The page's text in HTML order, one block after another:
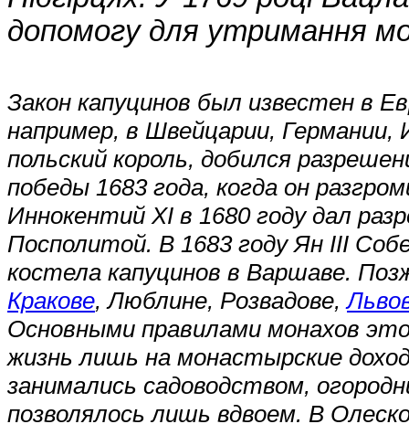
допомогу для утримання
Закон капуцинов был известен в
например, в Швейцарии, Германии,
польский король, добился
победы 1683 года, когда он
Иннокентий XI в 1680 году дал
Посполитой. В 1683 году Ян III
костела капуцинов в Варшаве.
Кракове, Люблине, Розвадове,
Основными правилами монахов
жизнь лишь на монастырские
занимались садоводством,
позволялось лишь вдвоем. В